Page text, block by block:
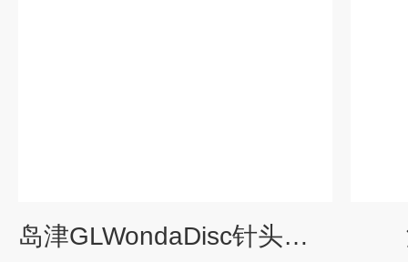
岛津GLWondaDisc针头过滤器/针式过滤器